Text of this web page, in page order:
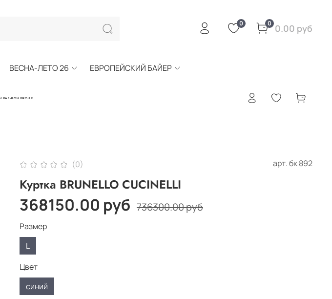
0 0 0.00 руб
ВЕСНА-ЛЕТО 26 ЕВРОПЕЙСКИЙ БАЙЕР
GROUP
(0) арт.бк 892
Куртка BRUNELLO CUCINELLI
368150.00 руб 736300.00 руб
Размер
L
Цвет
синий